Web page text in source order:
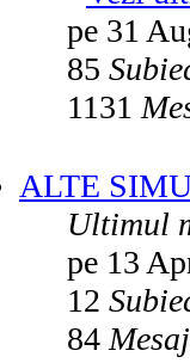
pe 31
85
1131
ALTE
Ultimul
pe 13
12
84